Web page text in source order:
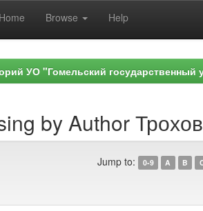
Browse Help
УО "Гомельский
by Author
Jump to: 0-9 A B